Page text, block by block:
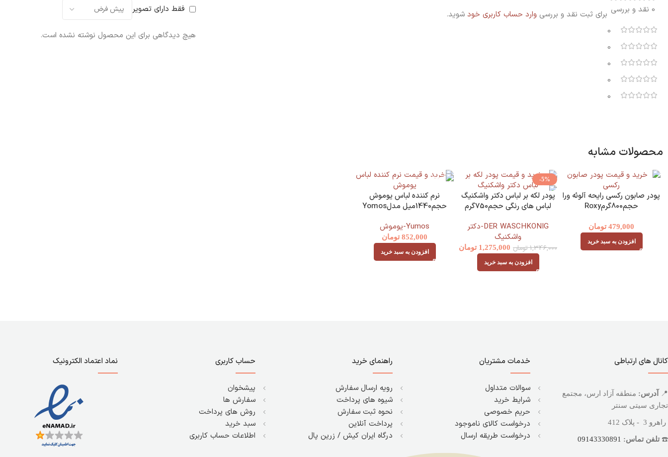
0 نقد و بررسی
0
0
0
0
0
فقط دارای تصویر
هیچ دیدگاهی برای این محصول نوشته نشده است.
برای ثبت نقد و بررسی وارد حساب کاربری خود شوید.
محصولات مشابه
پودر صابون رکسی رایحه آلوئه ورا
حجم800گرمRoxy
479,000 تومان
افزودن به سبد خرید
-5%
پودر لکه بر لباس دکتر واشکنیگ
لباس های رنگی حجم750گرم
DER WASCHKONIG-دکتر
واشکنیگ
1,346,000تومان 1,275,000 تومان
افزودن به سبد خرید
نرم کننده لباس یوموش
حجم1440میل مدلYomos
Yumos-یوموش
852,000 تومان
افزودن به سبد خرید
کانال های ارتباطی
📍 آدرس: منطقه آزاد ارس، مجتمع
تجاری سیتی سنتر
راهرو 3 - پلاک 412
☎️تلفن تماس: 09143330891
خدمات مشتریان
سوالات متداول
شرایط خرید
حریم خصوصی
درخواست کالای ناموجود
درخواست طریقه ارسال
راهنمای خرید
رویه ارسال سفارش
شیوه های پرداخت
نحوه ثبت سفارش
پرداخت آنلاین
درگاه ایران کیش / زرین پال
حساب کاربری
پیشخوان
سفارش ها
روش های پرداخت
سبد خرید
اطلاعات حساب کاربری
نماد اعتماد الکترونیک